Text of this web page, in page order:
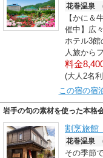
花巻温泉
【かに＆
催中】広
ホテル3
人旅から
料金
(大人2名
この宿の宿
岩手の旬の素材を使った本格
割烹旅
花巻温泉
その季節